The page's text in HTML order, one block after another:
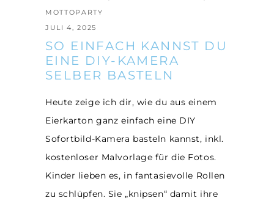
MOTTOPARTY
JULI 4, 2025
SO EINFACH KANNST DU
EINE DIY-KAMERA
SELBER BASTELN
Heute zeige ich dir, wie du aus einem
Eierkarton ganz einfach eine DIY
Sofortbild-Kamera basteln kannst, inkl.
kostenloser Malvorlage für die Fotos.
Kinder lieben es, in fantasievolle Rollen
zu schlüpfen. Sie „knipsen“ damit ihre